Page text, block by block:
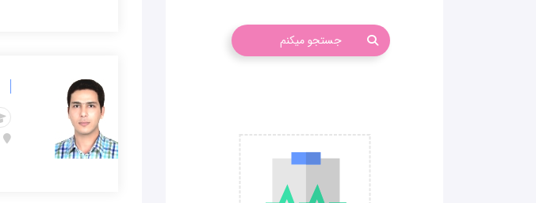
جستجو میکنم